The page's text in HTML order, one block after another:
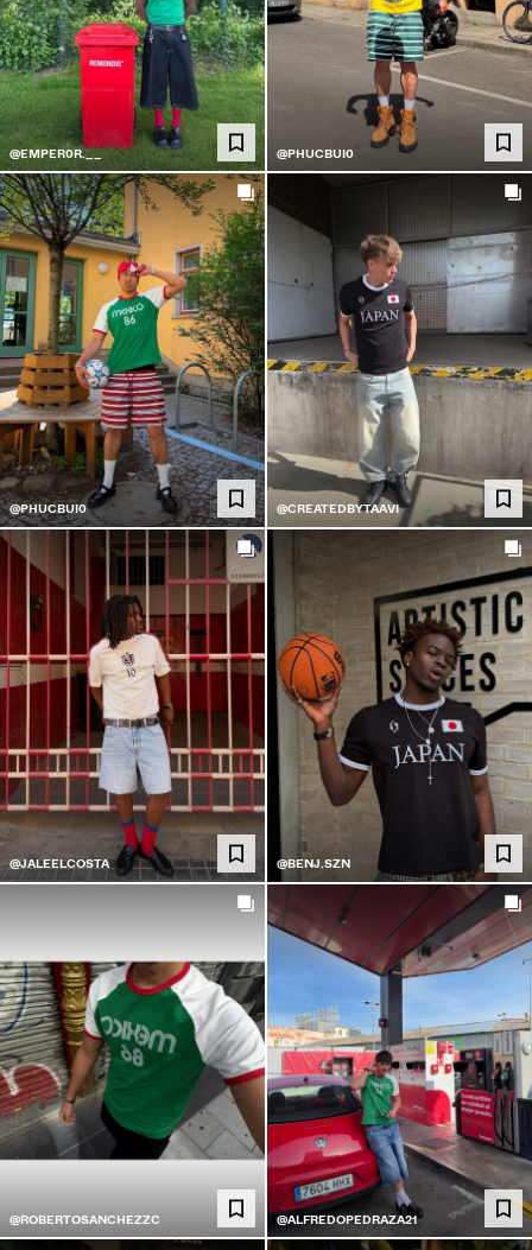
@EMPER0R.__ @PHUCBUI0
@PHUCBUI0 @CREATEDBYTAAVI
@JALEELCOSTA @BENJ.SZN
@ROBERTOSANCHEZZC @ALFREDOPEDRAZA21